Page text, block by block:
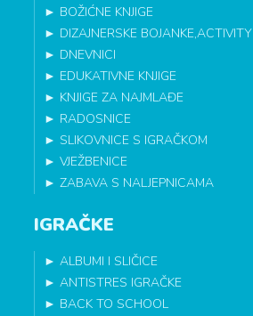
► BOŽIĆNE KNJIGE
► DIZAJNERSKE BOJANKE,ACTIVITY
► DNEVNICI
► EDUKATIVNE KNJIGE
► KNJIGE ZA NAJMLAĐE
► RADOSNICE
►SLIKOVNICE S IGRAČKOM
►VJEŽBENICE
►ZABAVA S NALJEPNICAMA
IGRAČKE
►ALBUMI I SLIČICE
►ANTISTRES IGRAČKE
► BACK TO SCHOOL